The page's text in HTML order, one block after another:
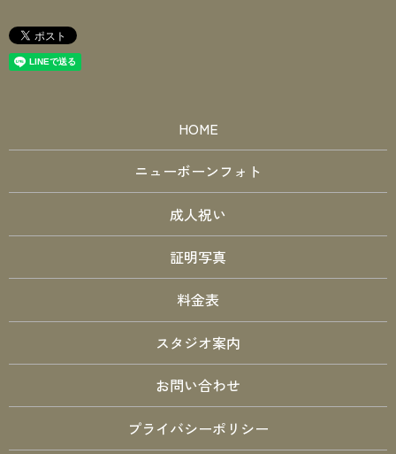
HOME
ニューボーンフォト
成人祝い
証明写真
料金表
スタジオ案内
お問い合わせ
プライバシーポリシー